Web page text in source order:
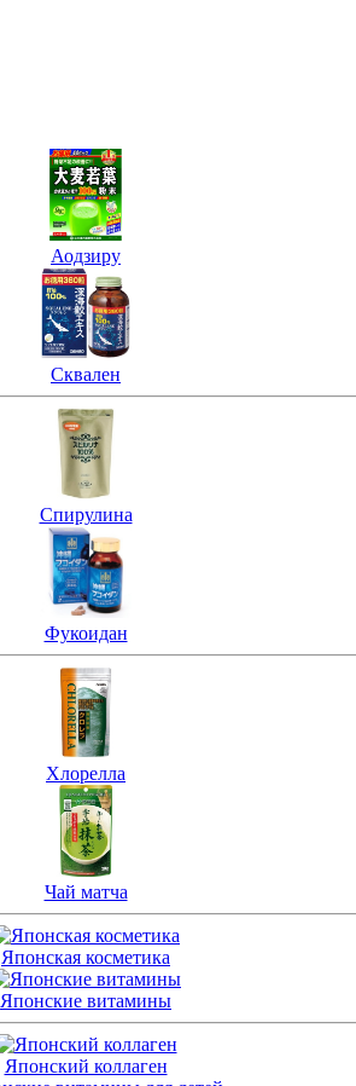
Аодзиру
Сквален
Спирулина
Фукоидан
Хлорелла
Чай матча
Японская косметика
Японские витамины
Японский коллаген